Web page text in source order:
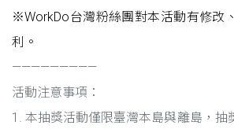
※WorkDo台灣粉絲團對本活動有修改
利。
—————————
活動注意事項：
1. 本抽獎活動僅限臺灣本島與離島，抽